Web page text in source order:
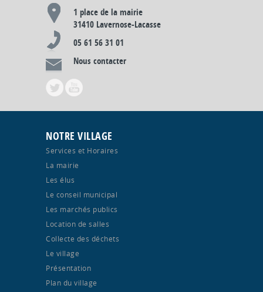
1 place de la mairie
31410 Lavernose-Lacasse
05 61 56 31 01
Nous contacter
NOTRE VILLAGE
Services et Horaires
La mairie
Les élus
Le conseil municipal
Les marchés publics
Location de salles
Collecte des déchets
Le village
Présentation
Plan du village